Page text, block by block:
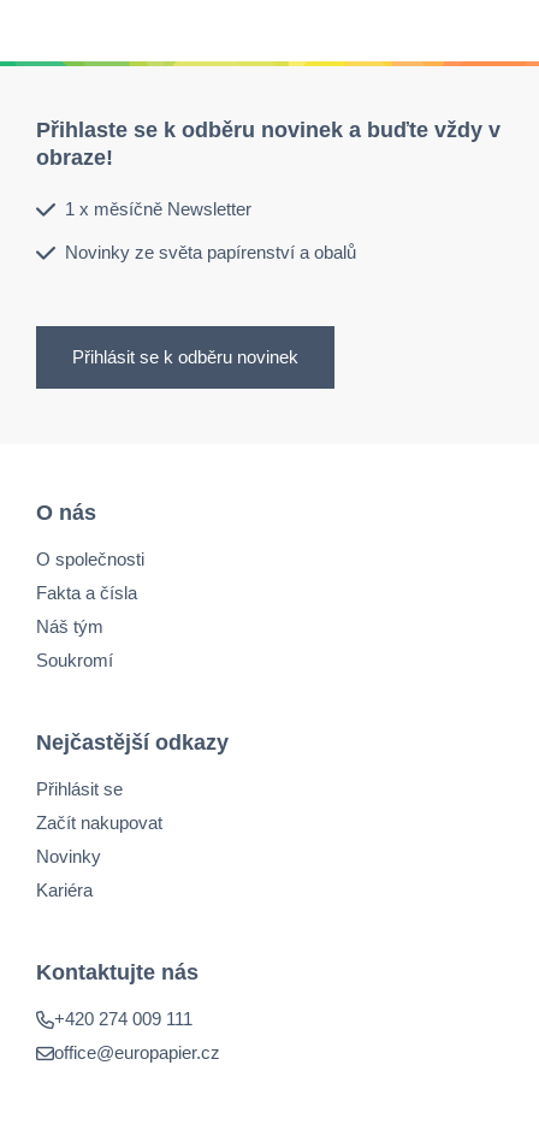
Přihlaste se k odběru novinek a buďte vždy v
obraze!
1 x měsíčně Newsletter
Novinky ze světa papírenství a obalů
Přihlásit se k odběru novinek
O nás
O společnosti
Fakta a čísla
Náš tým
Soukromí
Nejčastější odkazy
Přihlásit se
Začít nakupovat
Novinky
Kariéra
Kontaktujte nás
+420 274 009 111
office@europapier.cz